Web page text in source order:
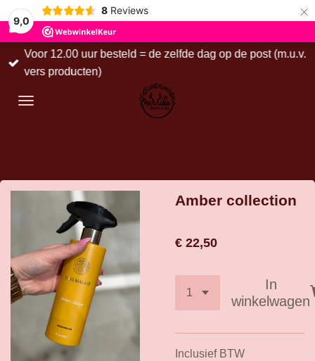
9,0
8 Reviews ×
Voor 12.00 uur besteld = de zelfde dag op de post (m.u.v.
vers producten)
Amber collection
€ 22,50
In
winkelwagen
Inclusief BTW